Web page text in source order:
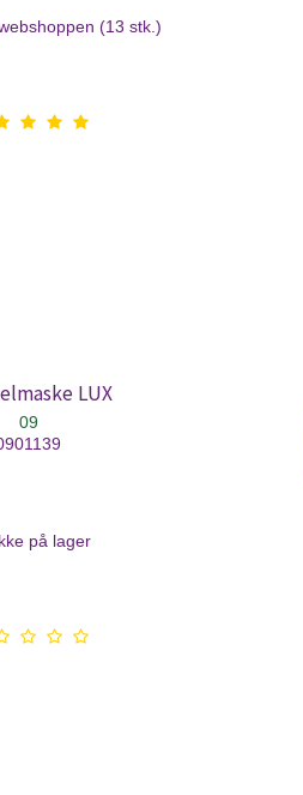
(13 stk.)
LUX
09
på lager